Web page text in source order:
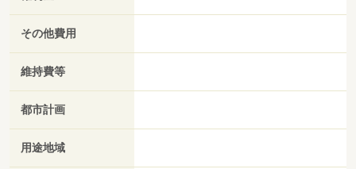
その他費用
維持費等
都市計画
用途地域